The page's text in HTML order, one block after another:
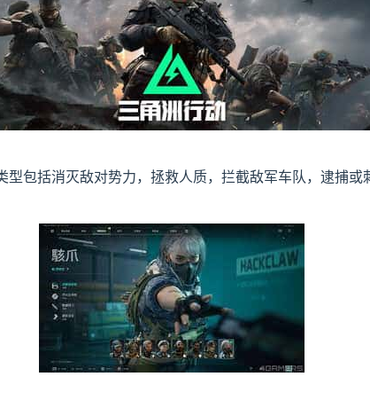
包括消灭敌对势力，拯救人质，拦截敌军车队，逮捕